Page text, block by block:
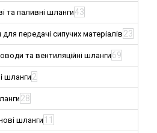
та паливні шланги43
передачі сипучих матеріалів 23
та вентиляційні шланги 69
шланги2
28
шланги 11